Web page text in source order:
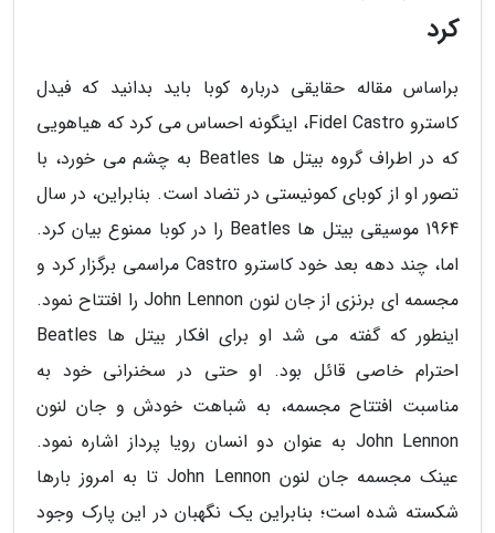
کرد
براساس مقاله حقایقی درباره کوبا باید بدانید که فیدل
کاسترو Fidel Castro، اینگونه احساس می کرد که هیاهویی
که در اطراف گروه بیتل ها Beatles به چشم می خورد، با
تصور او از کوبای کمونیستی در تضاد است. بنابراین، در سال
1964 موسیقی بیتل ها Beatles را در کوبا ممنوع بیان کرد.
اما، چند دهه بعد خود کاسترو Castro مراسمی برگزار کرد و
مجسمه ای برنزی از جان لنون John Lennon را افتتاح نمود.
اینطور که گفته می شد او برای افکار بیتل ها Beatles
احترام خاصی قائل بود. او حتی در سخنرانی خود به
مناسبت افتتاح مجسمه، به شباهت خودش و جان لنون
John Lennon به عنوان دو انسان رویا پرداز اشاره نمود.
عینک مجسمه جان لنون John Lennon تا به امروز بارها
شکسته شده است؛ بنابراین یک نگهبان در این پارک وجود